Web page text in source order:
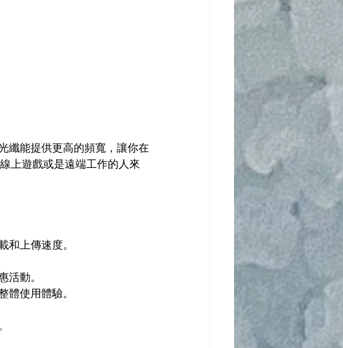
纖能提供更高的頻寬，讓你在
上遊戲或是遠端工作的人來
和上傳速度。
活動。
使用體驗。